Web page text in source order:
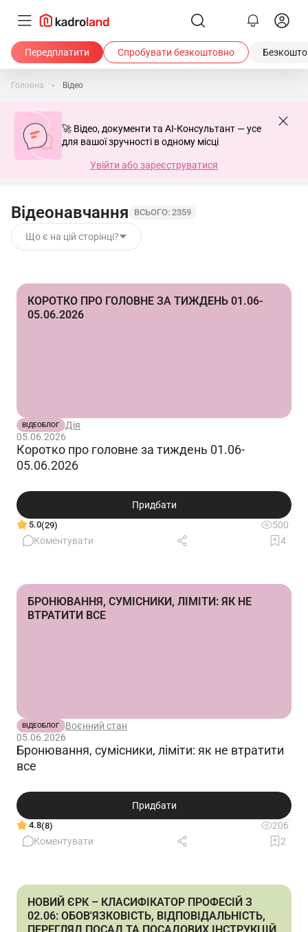
Передплатити Спробувати безкоштовно
Головна Відео
🚀 Відео, документи та AI-Консультант — усе
для вашої зручності в одному місці
Увійти або зареєструватися
Відеонавчання ВСЬОГО: 2359
Що є на цій сторінці?
КОРОТКО ПРО ГОЛОВНЕ ЗА ТИЖДЕНЬ 01.06-
05.06.2026
ВІДЕОБЛОГ
Дія
05.06.2026
Коротко про головне за тиждень 01.06-
05.06.2026
Придбати
5.0(29)
500
Коментувати
4
БРОНЮВАННЯ, СУМІСНИКИ, ЛІМІТИ: ЯК НЕ
ВТРАТИТИ ВСЕ
ВІДЕОБЛОГ
Воєнний стан
05.06.2026
Бронювання, сумісники, ліміти: як не втратити
все
Придбати
4.8(8)
206
Коментувати
2
НОВИЙ ЄРК – КЛАСИФІКАТОР ПРОФЕСІЙ З
02.06: ОБОВ'ЯЗКОВІСТЬ, ВІДПОВІДАЛЬНІСТЬ,